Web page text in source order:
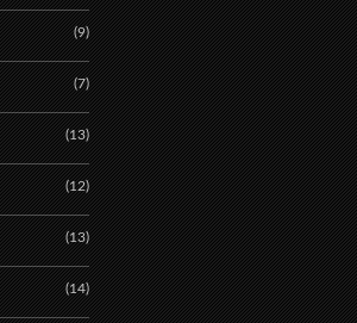
(9)
(7)
(13)
(12)
(13)
(14)